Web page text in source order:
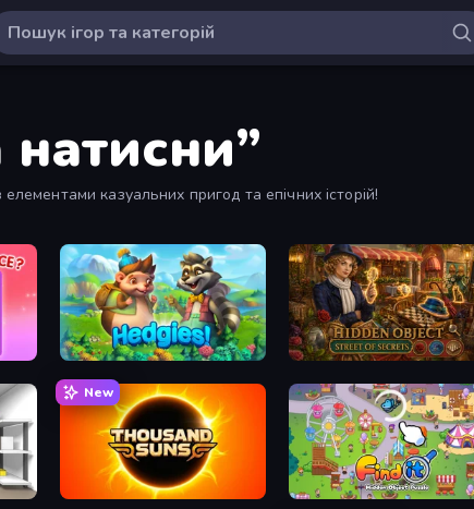
казуальних пригод та епічних історій!
Hedgies
New
Thousand Suns Find It: Hidden Object Puzzle